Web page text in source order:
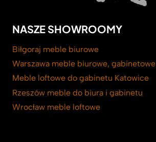
NASZE SHOWROOMY
Biłgoraj meble biurowe
Warszawa meble biurowe, gabinetowe
Meble loftowe do gabinetu Katowice
Rzeszów meble do biura i gabinetu
Wrocław meble loftowe